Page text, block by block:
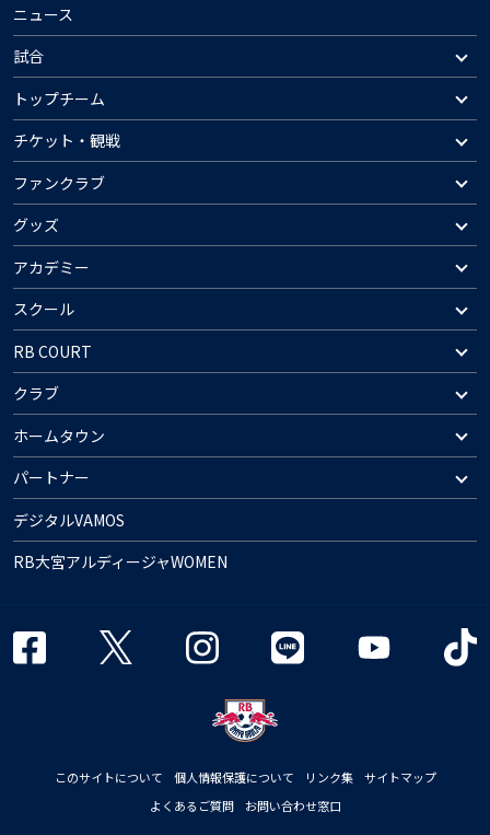
ニュース
試合
トップチーム
チケット・観戦
ファンクラブ
グッズ
アカデミー
スクール
RB COURT
クラブ
ホームタウン
パートナー
デジタルVAMOS
RB大宮アルディージャWOMEN
このサイトについて 個人情報保護について リンク集
サイトマップ
よくあるご質問
お問い合わせ窓口